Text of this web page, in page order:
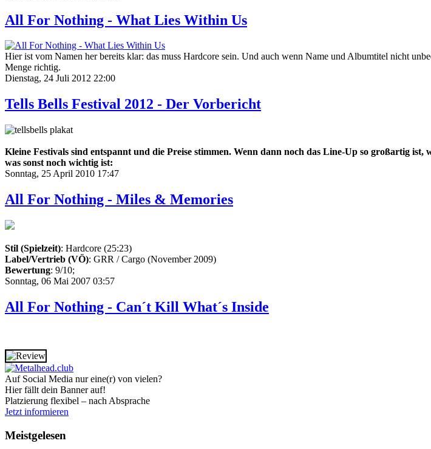
All For Nothing - What Lies Within Us
Hier ist vom Namen her bereits klar: das muss Hardcore sein. Und auch wenn Name und Albumtitel nicht
Menge richtig.
Dienstag, 24 Juli 2012 22:00
Tells Bells Festival 2012 - Der Vorbericht
Kleine Festivals sind entspannt und die Preise stimmen. Wenn dann noch das Line-Up so großartig
was sonst noch wichtig ist:
Sonntag, 25 April 2010 17:47
All For Nothing - Miles & Memories
Stil (Spielzeit): Hardcore (25:23)
Label/Vertrieb (VÖ): GRR / Cargo (November 2009)
Bewertung: 9/10;
Sonntag, 06 Mai 2007 03:57
All For Nothing - Can´t Kill What´s Inside
Auf Social Media nur eine(r) von vielen?
Hier fällt dein Banner auf!
Platzierung flexibel – nach Absprache
Jetzt informieren
Meistgelesen